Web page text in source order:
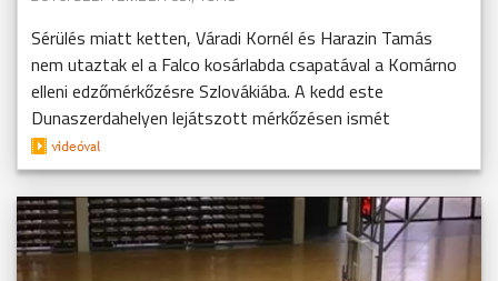
Sérülés miatt ketten, Váradi Kornél és Harazin Tamás
nem utaztak el a Falco kosárlabda csapatával a Komárno
elleni edzőmérkőzésre Szlovákiába. A kedd este
Dunaszerdahelyen lejátszott mérkőzésen ismét